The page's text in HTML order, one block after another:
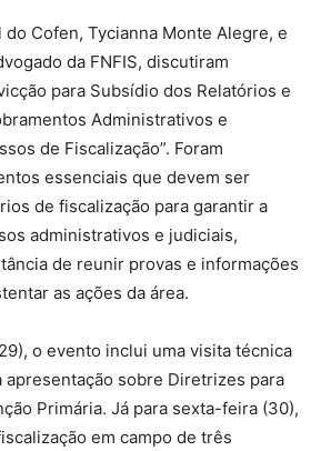
Cofen, Tycianna Monte Alegre, e
da FNFIS, discutiram
para Subsídio dos Relatórios e
Administrativos e
de Fiscalização”. Foram
essenciais que devem ser
de fiscalização para garantir a
administrativos e judiciais,
de reunir provas e informações
as ações da área.
o evento inclui uma visita técnica
apresentação sobre Diretrizes para
Primária. Já para sexta-feira (30),
em campo de três